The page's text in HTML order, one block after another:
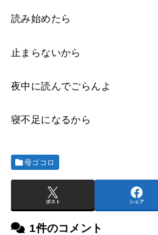
読み始めたら
止まらないから
夜中に読んでごらんよ
寝不足になるから
母ゴコロ
ポスト シェア
1件のコメント